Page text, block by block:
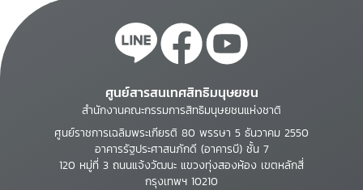
ศูนย์สารสนเทศสิทธิมนุษยชน
สำนักงานคณะกรรมการสิทธิมนุษยชนแห่งชาติ
ศูนย์ราชการเฉลิมพระเกียรติ 80 พรรษา 5 ธันวาคม 2550
อาคารรัฐประศาสนภักดี (อาคารบี) ชั้น 7
120 หมู่ที่ 3 ถนนแจ้งวัฒนะ แขวงทุ่งสองห้อง เขตหลักสี่
กรุงเทพฯ 10210